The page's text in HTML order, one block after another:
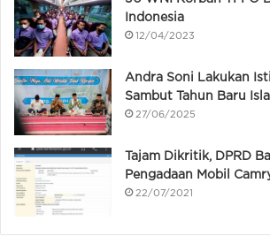
Indonesia
12/04/2023
Andra Soni Lakukan
Sambut Tahun Baru
27/06/2025
Tajam Dikritik, DPRD
Pengadaan Mobil
22/07/2021